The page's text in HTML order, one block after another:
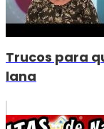
Trucos para
lana